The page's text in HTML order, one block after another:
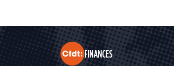
FINANCES